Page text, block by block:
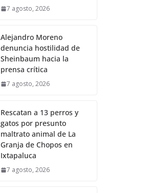
7 agosto, 2026
Alejandro Moreno
denuncia hostilidad de
Sheinbaum hacia la
prensa crítica
7 agosto, 2026
Rescatan a 13 perros y
gatos por presunto
maltrato animal de La
Granja de Chopos en
Ixtapaluca
7 agosto, 2026